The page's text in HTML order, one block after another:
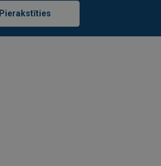
Pierakstīties